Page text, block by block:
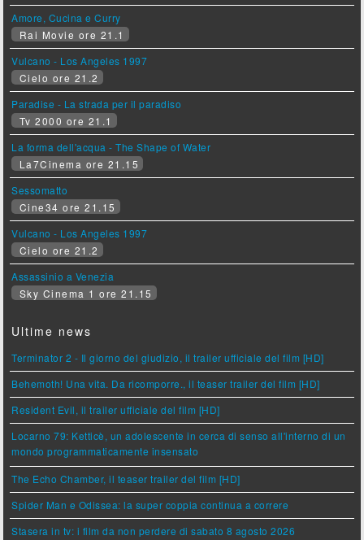
Amore, Cucina e Curry
Rai Movie ore 21.1
Vulcano - Los Angeles 1997
Cielo ore 21.2
Paradise - La strada per il paradiso
Tv 2000 ore 21.1
La forma dell'acqua - The Shape of Water
La7Cinema ore 21.15
Sessomatto
Cine34 ore 21.15
Vulcano - Los Angeles 1997
Cielo ore 21.2
Assassinio a Venezia
Sky Cinema 1 ore 21.15
Ultime news
Terminator 2 - Il giorno del giudizio, il trailer ufficiale del film [HD]
Behemoth! Una vita. Da ricomporre., il teaser trailer del film [HD]
Resident Evil, il trailer ufficiale del film [HD]
Locarno 79: Ketticè, un adolescente in cerca di senso all'interno di un
mondo programmaticamente insensato
The Echo Chamber, il teaser trailer del film [HD]
Spider Man e Odissea: la super coppia continua a correre
Stasera in tv: i film da non perdere di sabato 8 agosto 2026